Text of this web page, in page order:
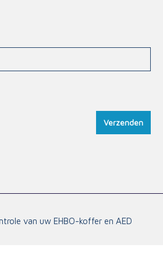
Verzenden
van uw EHBO-koffer en AED